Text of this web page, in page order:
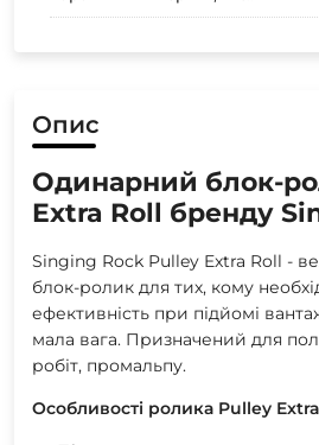
Опис
Одинарний блок-
Extra Roll бренду
Singing Rock Pulley Extra Roll -
блок-ролик для тих, кому
ефективність при підйомі
мала вага. Призначений для
робіт, промальпу.
Особливості ролика Pulley